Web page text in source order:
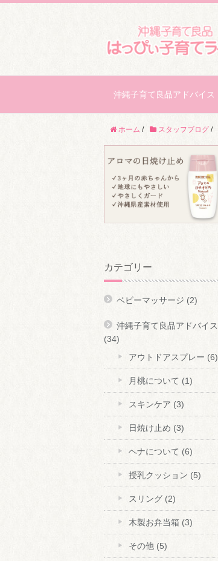
沖縄子育て良品アドバイス
ホーム / スタッフブログ /
カテゴリー
ベビーマッサージ (2)
沖縄子育て良品アドバイス
(34)
アウトドアスプレー (6)
月桃について (1)
スキンケア (3)
日焼け止め (3)
ヘナについて (6)
授乳クッション (5)
スリング (2)
木製お弁当箱 (3)
その他 (5)